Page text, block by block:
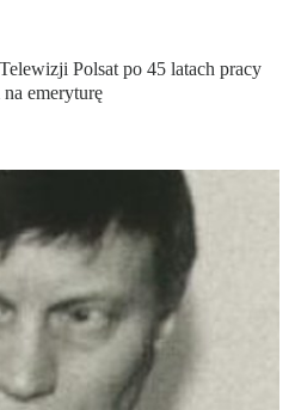
Polsat po 45 latach pracy
emeryturę